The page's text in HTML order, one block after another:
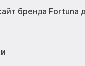
бренда Fortuna